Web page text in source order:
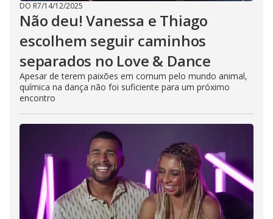
DO R7/14/12/2025
Não deu! Vanessa e Thiago
escolhem seguir caminhos
separados no Love & Dance
Apesar de terem paixões em comum pelo mundo animal,
química na dança não foi suficiente para um próximo
encontro